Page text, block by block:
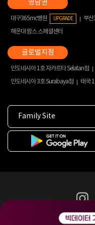
대구365mc병원 UPGRADE 부
해운대 람스 스페셜센터
인도네시아 1호 자카르타 Selatan점
인도네시아 3호 Surabaya점
태국
Family Site
365mc 병·의